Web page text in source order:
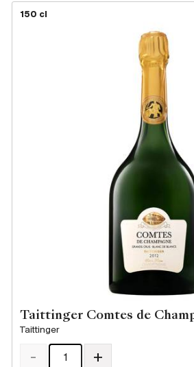
150 cl
Taittinger Comtes de
Taittinger
- +